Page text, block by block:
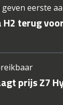
geven eerste
terug
prijs Z7